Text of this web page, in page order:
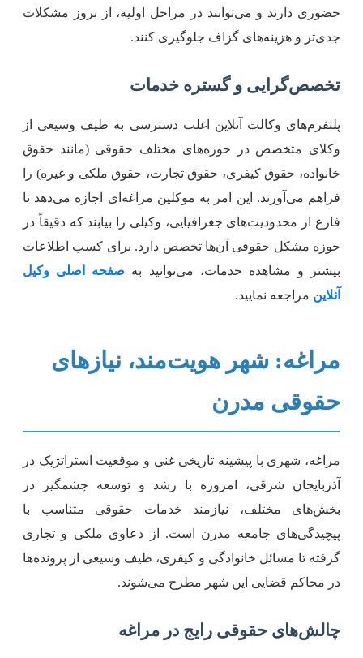
دارند و می‌توانند در مراحل اولیه، از بروز مشکلات
و هزینه‌های گزاف جلوگیری کنند.
و گستره خدمات
وکالت آنلاین اغلب دسترسی به طیف وسیعی از
متخصص در حوزه‌های مختلف حقوقی (مانند حقوق
حقوق کیفری، حقوق تجارت، حقوق ملکی و غیره) را
می‌آورند. این امر به موکلین مراغه‌ای اجازه می‌دهد تا
از محدودیت‌های جغرافیایی، وکیلی را بیابند که دقیقاً در
مشکل حقوقی آن‌ها تخصص دارد. برای کسب اطلاعات
و مشاهده خدمات، می‌توانید بهصفحه اصلی وکیل
مراجعه نمایید.
شهر هویت‌مند، نیازهای
مدرن
شهری با پیشینه تاریخی غنی و موقعیت استراتژیک در
شرقی، امروزه با رشد و توسعه چشمگیر در
مختلف، نیازمند خدمات حقوقی متناسب با
جامعه مدرن است. از دعاوی ملکی و تجاری
تا مسائل خانوادگی و کیفری، طیف وسیعی از پرونده‌ها
محاکم قضایی این شهر مطرح می‌شوند.
حقوقی رایج در مراغه